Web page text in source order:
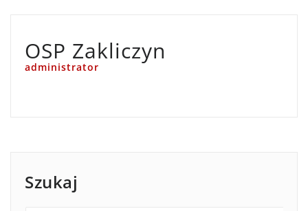
OSP Zakliczyn
administrator
Szukaj